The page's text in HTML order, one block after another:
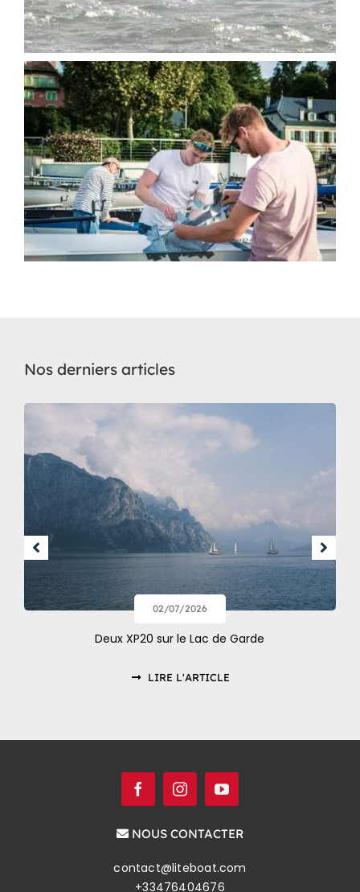
Nos derniers articles
02/07/2026
Deux XP20 sur le Lac de Garde
LIRE L'ARTICLE
NOUS CONTACTER
contact@liteboat.com
+33476404676